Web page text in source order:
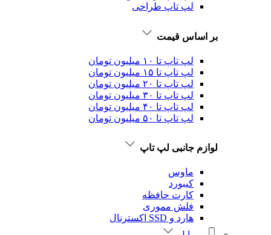
لپ تاپ طراحی
بر اساس قیمت
لپ تاپ تا ۱۰ میلیون تومان
لپ تاپ تا ۱۵ میلیون تومان
لپ تاپ تا ۲۰ میلیون تومان
لپ تاپ تا ۳۰ میلیون تومان
لپ تاپ تا ۴۰ میلیون تومان
لپ تاپ تا ۵۰ میلیون تومان
لوازم جانبی لپ تاپ
ماوس
کیبورد
کارت حافظه
فلش مموری
هارد و SSD اکسترنال